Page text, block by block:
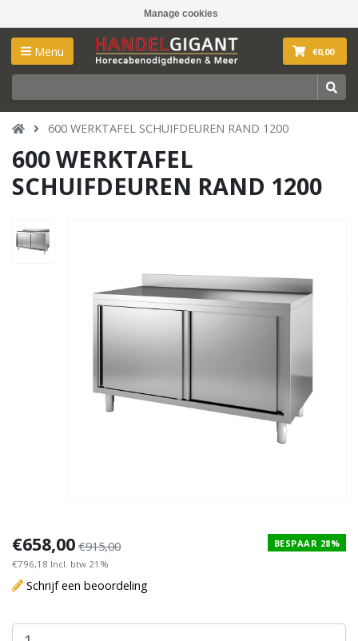
Manage cookies
Menu €0,00
600 WERKTAFEL SCHUIFDEUREN RAND 1200
600 WERKTAFEL
SCHUIFDEUREN RAND 1200
€658,00 €915,00
€796,18 Incl. btw 21%
BESPAAR 28%
Schrijf een beoordeling